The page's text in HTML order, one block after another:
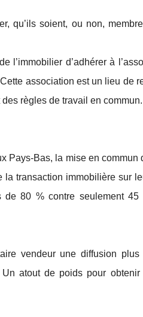
qu’ils soient, ou non,
l’immobilier d’adhérer à
association est un lieu de
règles de travail en commun.
Pays-Bas, la mise en commun
transaction immobilière sur
de 80 % contre seulement
vendeur une diffusion
atout de poids pour obtenir